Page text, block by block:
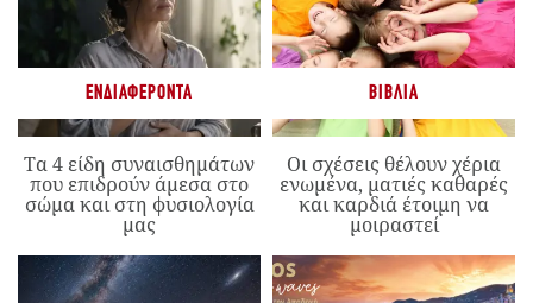
ΕΝΔΙΑΦΈΡΟΝΤΑ
Τα 4 είδη συναισθημάτων
που επιδρούν άμεσα στο
σώμα και στη φυσιολογία
μας
ΒΙΒΛΊΑ
Οι σχέσεις θέλουν χέρια
ενωμένα, ματιές καθαρές
και καρδιά έτοιμη να
μοιραστεί